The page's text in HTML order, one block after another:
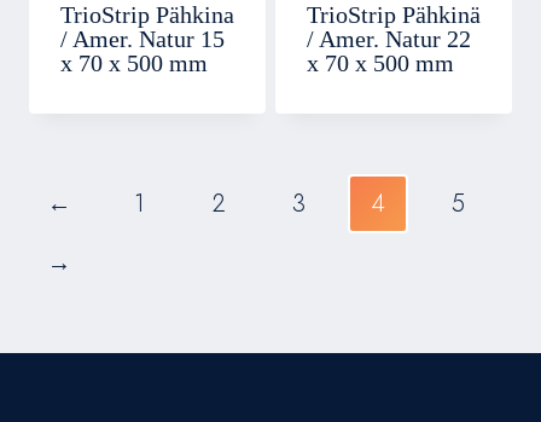
TrioStrip Pähkina
/ Amer. Natur 15
x 70 x 500 mm
TrioStrip Pähkinä
/ Amer. Natur 22
x 70 x 500 mm
← 1 2 3 4
5
→